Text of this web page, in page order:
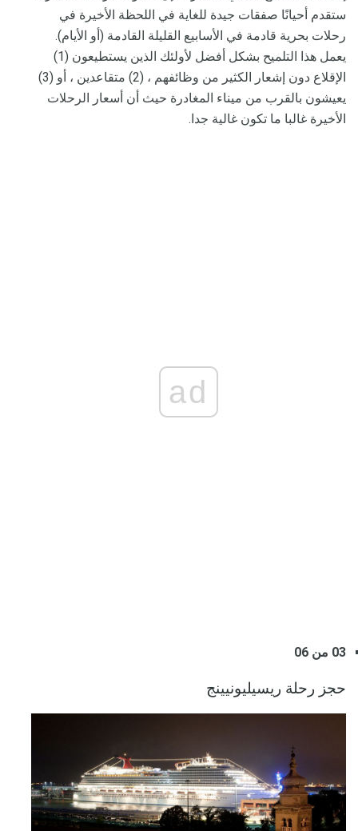
ستقدم أحيانًا صفقات جيدة للغاية في اللحظة الأخيرة في
رحلات بحرية قادمة في الأسابيع القليلة القادمة (أو الأيام).
يعمل هذا التلميح بشكل أفضل لأولئك الذين يستطيعون (1)
الإقلاع دون إشعار الكثير من وظائفهم ، (2) متقاعدين ، أو (3)
يعيشون بالقرب من ميناء المغادرة حيث أن أسعار الرحلات
الأخيرة غالبا ما تكون غالية جدا.
ad
03 من 06
حجز رحلة ريسيليونيينج